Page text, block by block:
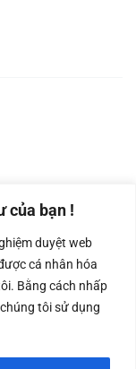
của bạn !
duyệt web
cá nhân hóa
Bằng cách nhấp
tôi sử dụng
Kế Toán:
0987.919.040